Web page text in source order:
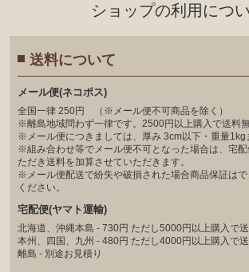
ショップの利⽤につ
送料について
メール便(ネコポス)
全国一律 250円 （※メール便不可商品を除く）
※離島地域問わず一律です。2500円以上購入で送料無
※メール便につきましては、厚み 3cm以下・重量1kg
※組み合わせ等でメール便不可となった場合は、宅
ただき送料を加算させていただきます。
※メール便配送で紛失や破損された場合商品保証は
ください。
宅配便(ヤマト運輸)
北海道、沖縄本島 - 730円 ただし5000円以上購入で
本州、四国、九州 - 480円 ただし4000円以上購入で
離島 - 別途お見積り